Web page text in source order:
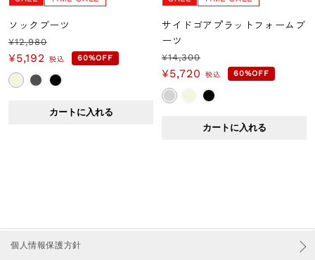
ソックブーツ
通
常
価
¥12,980
セ
ー
ル
¥5,192 税込 60%OFF
カートに入れる
サイドゴアプラットフォームブ
ーツ
通
常
価
¥14,300
セ
ー
ル
¥5,720 税込 60%OFF
カートに入れる
個人情報保護方針